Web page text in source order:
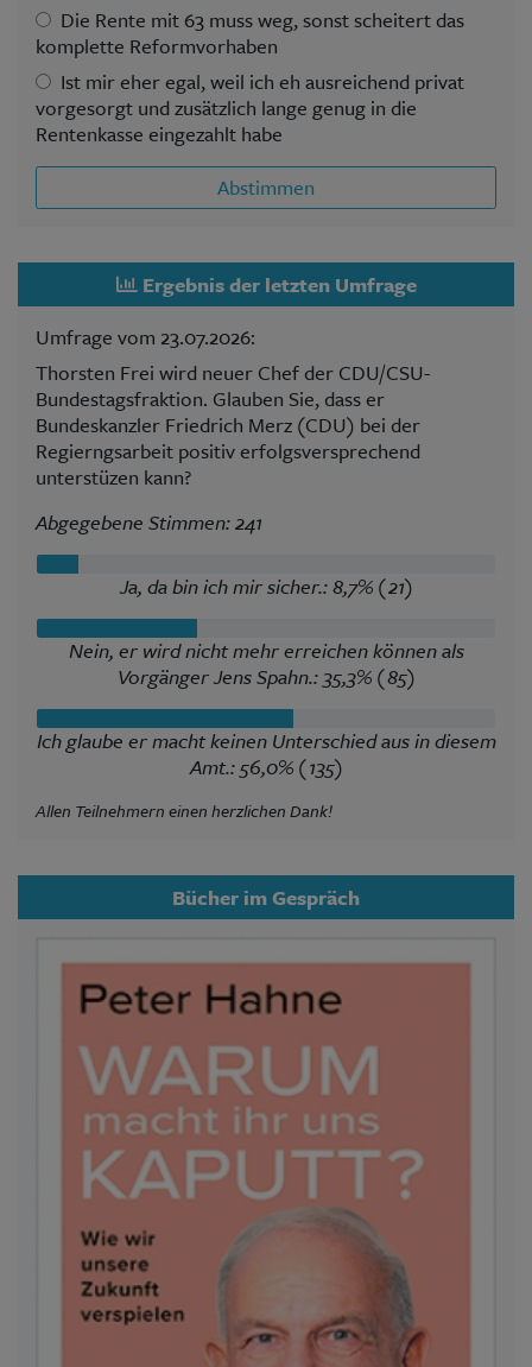
Die Rente mit 63 muss weg, sonst scheitert das
komplette Reformvorhaben
Ist mir eher egal, weil ich eh ausreichend privat
vorgesorgt und zusätzlich lange genug in die
Rentenkasse eingezahlt habe
Abstimmen
Ergebnis der letzten Umfrage
Umfrage vom 23.07.2026:
Thorsten Frei wird neuer Chef der CDU/CSU-
Bundestagsfraktion. Glauben Sie, dass er
Bundeskanzler Friedrich Merz (CDU) bei der
Regierngsarbeit positiv erfolgsversprechend
unterstüzen kann?
Abgegebene Stimmen: 241
Ja, da bin ich mir sicher.: 8,7% (21)
Nein, er wird nicht mehr erreichen können als
Vorgänger Jens Spahn.: 35,3% (85)
Ich glaube er macht keinen Unterschied aus in diesem
Amt.: 56,0% (135)
Allen Teilnehmern einen herzlichen Dank!
Bücher im Gespräch